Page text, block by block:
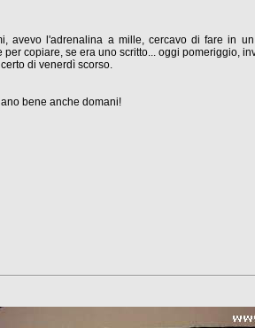
avevo l'adrenalina a mille, cercavo di fare in
copiare, se era uno scritto... oggi pomeriggio,
di venerdì scorso.
bene anche domani!